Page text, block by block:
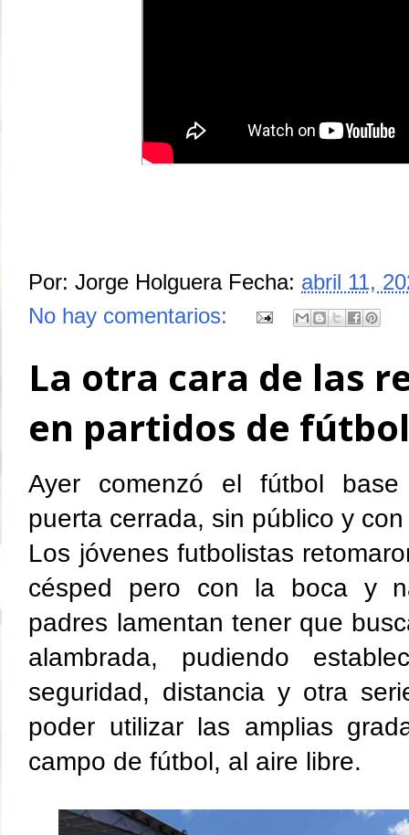
Por:Jorge Holguera Fecha: abril 11,
No hay comentarios:
La otra cara de las
en partidos de
Ayer comenzó el fútbol
puerta cerrada, sin público y
Los jóvenes futbolistas
césped pero con la boca y
padres lamentan tener que
alambrada, pudiendo
seguridad, distancia y otra
poder utilizar las amplias
campo de fútbol, al aire libre.